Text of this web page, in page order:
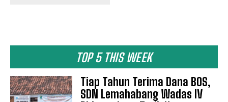
TOP 5 THIS WEEK
Tiap Tahun Terima Dana BOS,
SDN Lemahabang Wadas IV